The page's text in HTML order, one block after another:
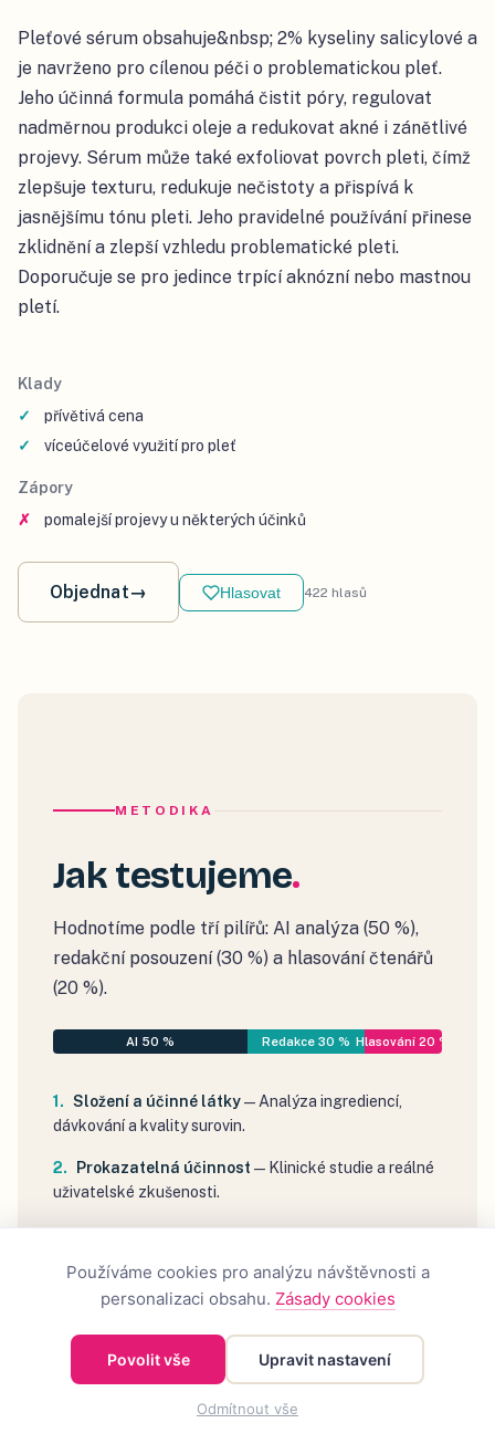
Pleťové sérum obsahuje&nbsp; 2% kyseliny salicylové a
je navrženo pro cílenou péči o problematickou pleť.
Jeho účinná formula pomáhá čistit póry, regulovat
nadměrnou produkci oleje a redukovat akné i zánětlivé
projevy. Sérum může také exfoliovat povrch pleti, čímž
zlepšuje texturu, redukuje nečistoty a přispívá k
jasnějšímu tónu pleti. Jeho pravidelné používání přinese
zklidnění a zlepší vzhledu problematické pleti.
Doporučuje se pro jedince trpící aknózní nebo mastnou
pletí.
Klady
přívětivá cena
víceúčelové využití pro pleť
Zápory
pomalejší projevy u některých účinků
Objednat→ Hlasovat 422 hlasů
METODIKA
Jak testujeme
Hodnotíme podle tří pilířů: AI analýza (50 %),
redakční posouzení (30 %) a hlasování čtenářů
(20 %).
AI 50 % Redakce 30 % Hlasování 20 %
Složení a účinné látky—Analýza ingrediencí,
dávkování a kvality surovin.
Prokazatelná účinnost — Klinické studie a reálné
uživatelské zkušenosti.
Transparentnost výrobce —Certifikace,
Uživatelské hodnocení —Recenze z e-shopů, fór
Používáme cookies pro analýzu návštěvnosti a
personalizaci obsahu. Zásady cookies
Povolit vše Upravit nastavení
Odmítnout vše